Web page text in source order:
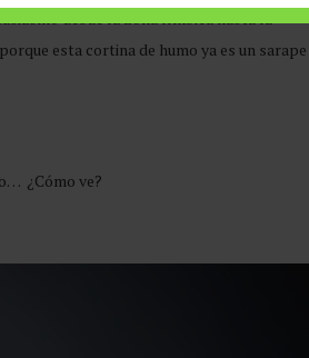
desde la zona límbica hasta la
esta cortina de humo ya es un sarape
¿Cómo ve?